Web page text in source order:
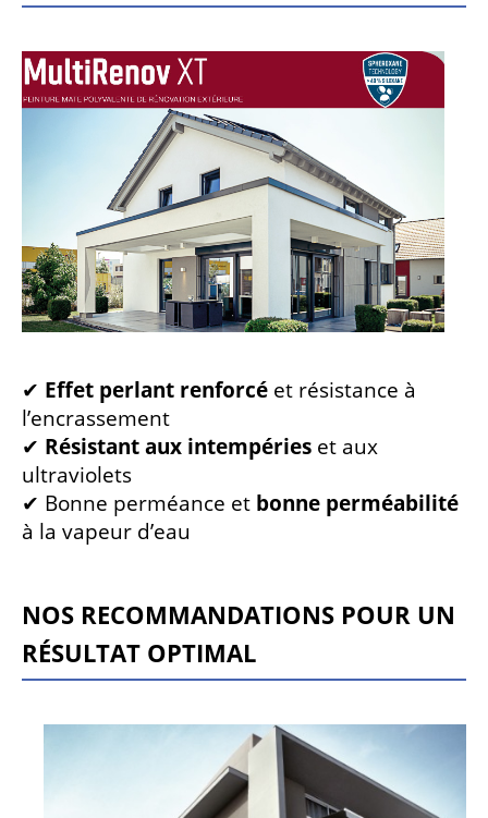
✔ Effet perlant renforcé et résistance à
l’encrassement
✔ Résistant aux intempéries et aux
ultraviolets
✔ Bonne perméance et bonne perméabilité
à la vapeur d’eau
NOS RECOMMANDATIONS POUR UN
RÉSULTAT OPTIMAL